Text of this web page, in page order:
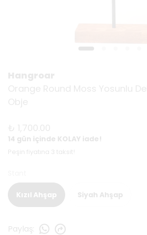
14 gün içinde KOLAY iade!
Peşin fiyatına 3 taksit!
Kızıl Ahşap Siyah Ahşap
Paylaş